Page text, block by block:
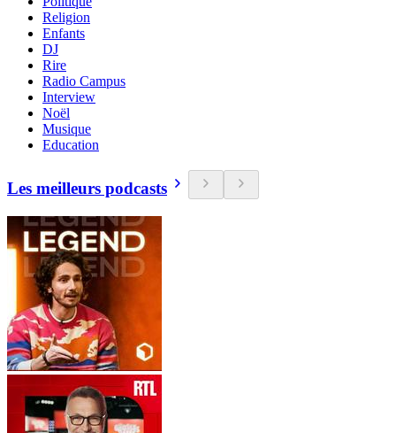
Religion
Enfants
DJ
Rire
Radio Campus
Interview
Noël
Musique
Education
Les meilleurs podcasts